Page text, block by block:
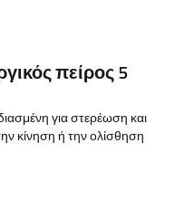
πείρος 5
για στερέωση και
κίνηση ή την ολίσθηση